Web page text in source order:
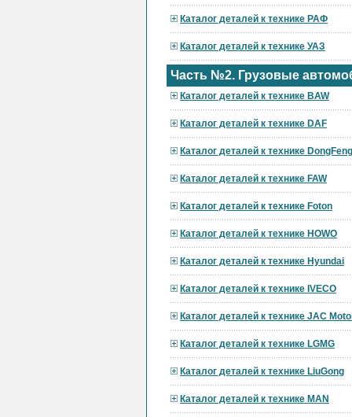
Каталог деталей к технике РАФ
Каталог деталей к технике УАЗ
Часть №2. Грузовые
Каталог деталей к технике BAW
Каталог деталей к технике DAF
Каталог деталей к технике DongFeng
Каталог деталей к технике FAW
Каталог деталей к технике Foton
Каталог деталей к технике HOWO
Каталог деталей к технике Hyundai
Каталог деталей к технике IVECO
Каталог деталей к технике JAC
Каталог деталей к технике LGMG
Каталог деталей к технике LiuGong
Каталог деталей к технике MAN